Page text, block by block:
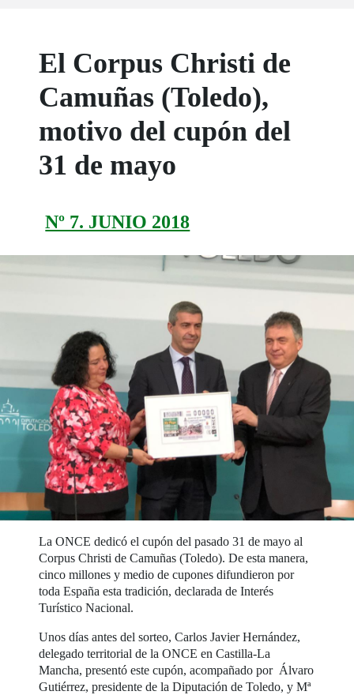
El Corpus Christi de
Camuñas (Toledo),
motivo del cupón del
31 de mayo
Nº 7. JUNIO 2018
La ONCE dedicó el cupón del pasado 31 de mayo al
Corpus Christi de Camuñas (Toledo). De esta manera,
cinco millones y medio de cupones difundieron por
toda España esta tradición, declarada de Interés
Turístico Nacional.
Unos días antes del sorteo, Carlos Javier Hernández,
delegado territorial de la ONCE en Castilla-La
Mancha, presentó este cupón, acompañado por Álvaro
Gutiérrez, presidente de la Diputación de Toledo, y Mª